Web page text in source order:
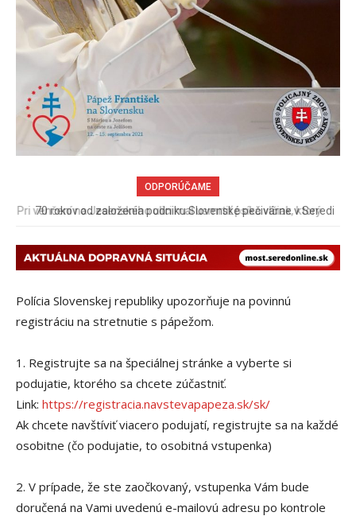
ODPORÚČAME
70 rokov od založenia podniku Slovenské pečivárne v Seredi
Polícia Slovenskej republiky upozorňuje na povinnú
registráciu na stretnutie s pápežom.
1. Registrujte sa na špeciálnej stránke a vyberte si
podujatie, ktorého sa chcete zúčastniť.
Link: https://registracia.navstevapapeza.sk/sk/
Ak chcete navštíviť viacero podujatí, registrujte sa na každé
osobitne (čo podujatie, to osobitná vstupenka)
2. V prípade, že ste zaočkovaný, vstupenka Vám bude
doručená na Vami uvedenú e-mailovú adresu po kontrole